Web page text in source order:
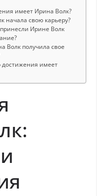
имеет Ирина Волк?
начала свою карьеру?
Ирине Волк
Волк получила свое
достижения имеет